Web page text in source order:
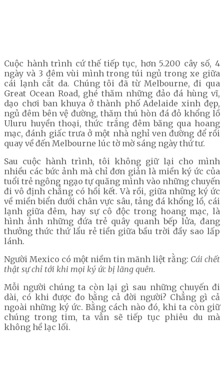
Cuộc hành trình cứ thế tiếp tục, hơn 5.200 cây số, 4
ngày và 3 đêm vùi mình trong túi ngủ trong xe giữa
cái lạnh cắt da. Chúng tôi đã từ Melbourne, đi qua
Great Ocean Road, ghé thăm những đảo đá hùng vĩ,
dạo chơi ban khuya ở thành phố Adelaide xinh đẹp,
ngủ đêm bên vệ đường, thăm thú hòn đá đỏ khổng lồ
Uluru huyền thoại, thức trắng đêm băng qua hoang
mạc, đánh giấc trưa ở một nhà nghỉ ven đường để rồi
quay về đến Melbourne lúc tờ mờ sáng ngày thứ tư.
Sau cuộc hành trình, tôi không giữ lại cho mình
nhiều các bức ảnh mà chỉ đơn giản là miền ký ức của
tuổi trẻ ngông ngạo tự quăng mình vào những chuyến
đi vô định chẳng có hồi kết. Và rồi, giữa những ký ức
về miền biển dưới chân vực sâu, tảng đá khổng lồ, cái
lạnh giữa đêm, hay sự cô độc trong hoang mạc, là
hình ảnh những đứa trẻ quây quanh bếp lửa, đang
thưởng thức thứ lẩu rẻ tiền giữa bầu trời đầy sao lấp
lánh.
Người Mexico có một niềm tin mãnh liệt rằng: Cái chết
thật sự chỉ tới khi mọi ký ức bị lãng quên.
Mỗi người chúng ta còn lại gì sau những chuyến đi
dài, có khi được đo bằng cả đời người? Chẳng gì cả
ngoài những ký ức. Bằng cách nào đó, khi ta còn giữ
chúng trong tim, ta vẫn sẽ tiếp tục phiêu du mà
không hề lạc lối.